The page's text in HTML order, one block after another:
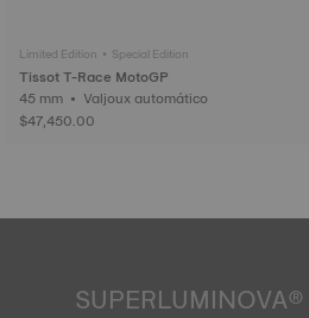
Limited Edition • Special Edition
Tissot T-Race MotoGP
45 mm • Valjoux automático
$47,450.00
SUPERLUMINOVA®